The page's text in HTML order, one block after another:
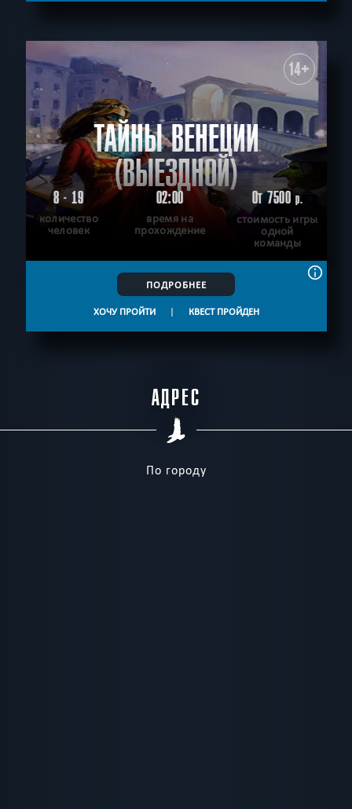
14+
ТАЙНЫ ВЕНЕЦИИ
(ВЫЕЗДНОЙ)
8 - 19
количество
человек
02:00
время на
прохождение
От 7500р.
стоимость игры
одной
команды
ПОДРОБНЕЕ
ХОЧУ ПРОЙТИ | КВЕСТ ПРОЙДЕН
АДРЕС
По городу